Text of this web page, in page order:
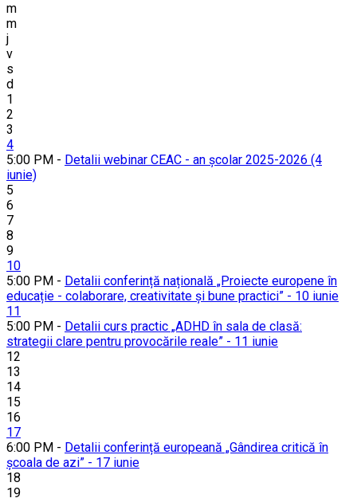
m
m
j
v
s
d
1
2
3
4
5:00 PM - Detalii webinar CEAC - an școlar 2025-2026 (4
iunie)
5
6
7
8
9
10
5:00 PM - Detalii conferință națională „Proiecte europene în
educație - colaborare, creativitate și bune practici” - 10 iunie
11
5:00 PM - Detalii curs practic „ADHD în sala de clasă:
strategii clare pentru provocările reale” - 11 iunie
12
13
14
15
16
17
6:00 PM - Detalii conferință europeană „Gândirea critică în
școala de azi” - 17 iunie
18
19